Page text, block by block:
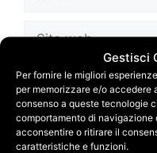
Gestisci
Per fornire le migliori
per memorizzare e/o accedere
consenso a queste tecnologie
comportamento di navigazione
acconsentire o ritirare il
caratteristiche e funzioni.
Sito
Salva il mio
browser per la
commento.